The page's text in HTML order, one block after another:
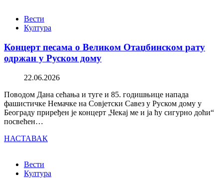
Вести
Култура
Концерт песама о Великом Отаџбинском рату
одржан у Руском дому
22.06.2026
Поводом Дана сећања и туге и 85. годишњице напада
фашистичке Немачке на Совјетски Савез у Руском дому у
Београду приређен је концерт „Чекај ме и ја ћу сигурно доћи“
посвећен…
НАСТАВАК
Вести
Култура